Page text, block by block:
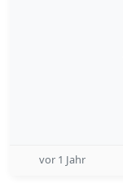
vor 1 Jahr